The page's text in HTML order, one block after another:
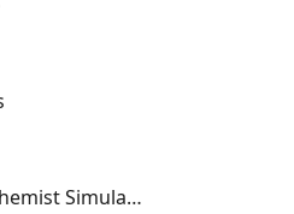
Potion Craft: Alchemist Simulator